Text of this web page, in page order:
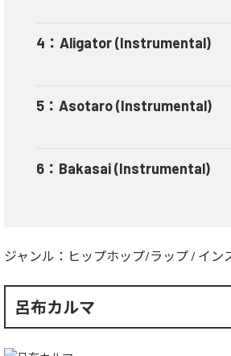
4 ： Aligator (Instrumental)
5 ： Asotaro (Instrumental)
6 ： Bakasai (Instrumental)
ジャンル： ヒップホップ/ラップ / イン
呂布カルマ